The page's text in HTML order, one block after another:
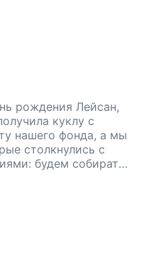
рождения Лейсан,
куклу с
нашего фонда, а мы
столкнулись с
будем собирать
праздники в
— будем делать